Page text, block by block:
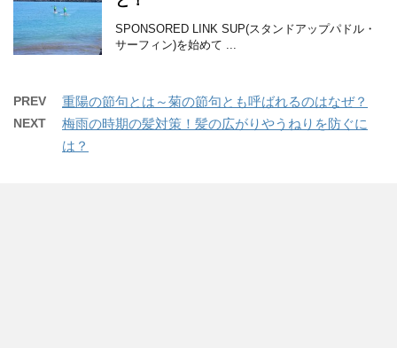
SPONSORED LINK SUP(スタンドアップパドル・
サーフィン)を始めて ...
PREV 重陽の節句とは～菊の節句とも呼ばれるのはなぜ？
NEXT
梅雨の時期の髪対策！髪の広がりやうねりを防ぐに
は？